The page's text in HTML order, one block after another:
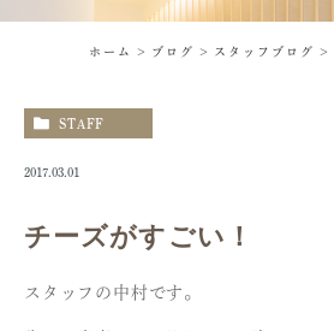
ホーム ブログ スタッフブログ
STAFF
2017.03.01
チーズがすごい！
スタッフの中村です。